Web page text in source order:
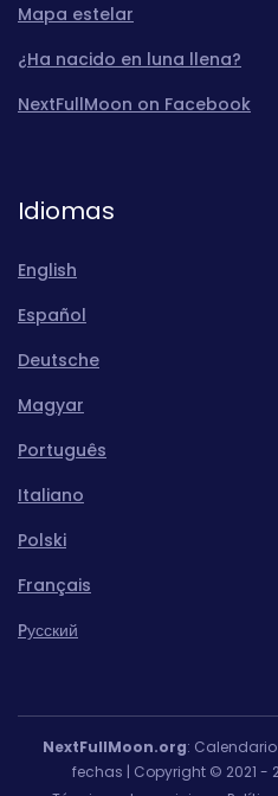
Mapa estelar
¿Ha nacido en luna llena?
NextFullMoon on Facebook
Idiomas
English
Español
Deutsche
Magyar
Português
Italiano
Polski
Français
Pусский
NextFullMoon.org:
fechas | Copyright © 2021 -